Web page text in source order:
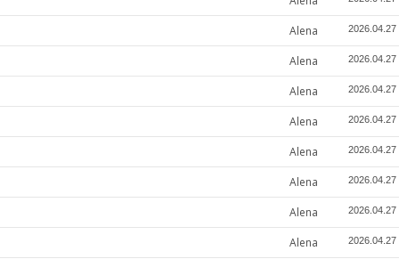
Alena 2026.04.27
Alena 2026.04.27
Alena 2026.04.27
Alena 2026.04.27
Alena 2026.04.27
Alena 2026.04.27
Alena 2026.04.27
Alena 2026.04.27